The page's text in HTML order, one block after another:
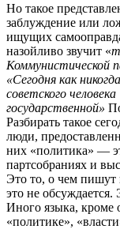
Но такое
заблуждение или
ищущих
назойливо звучит «
Коммунистической
«Сегодня как
советского человека
государственной»
Разбирать такое
люди,
них «политика» —
партсобраниях и
Это то, о чем пишут
это не обсуждается.
Иного языка, кроме
«политике»,